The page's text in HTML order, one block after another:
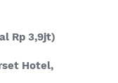
Rp 3,9jt)
Hotel,